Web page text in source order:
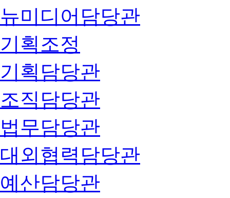
뉴미디어담당관
기획조정
기획담당관
조직담당관
법무담당관
대외협력담당관
예산담당관